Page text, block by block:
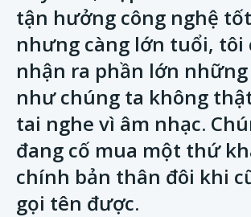
tận hưởng công nghệ
nhưng càng lớn tuổi, tôi
nhận ra phần lớn
như chúng ta không
tai nghe vì âm nhạc.
đang cố mua một thứ
chính bản thân đôi khi
gọi tên được.